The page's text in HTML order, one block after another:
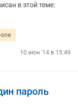
в этой теме:
10 июн '14 в 15:49
пароль